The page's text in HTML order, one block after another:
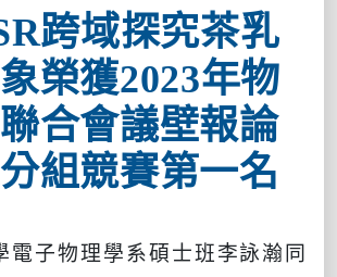
跨域探究茶乳
榮獲2023年物
合會議壁報論
組競賽第一名
電子物理學系碩士班李詠瀚同